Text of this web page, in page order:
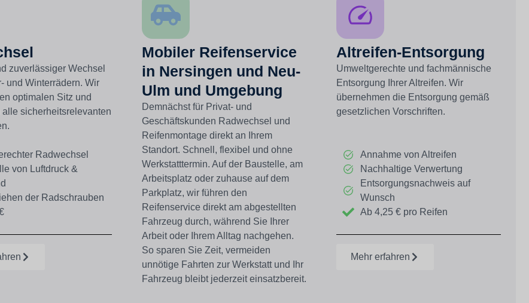
zuverlässiger Wechsel
und Winterrädern. Wir
optimalen Sitz und
alle sicherheitsrelevanten
Radwechsel
von Luftdruck &
der Radschrauben
Mobiler Reifenservice
in Nersingen und Neu-
Ulm und Umgebung
Demnächst für Privat- und
Geschäftskunden Radwechsel und
Reifenmontage direkt an Ihrem
Standort. Schnell, flexibel und ohne
Werkstatttermin. Auf der Baustelle, am
Arbeitsplatz oder zuhause auf dem
Parkplatz, wir führen den
Reifenservice direkt am abgestellten
Fahrzeug durch, während Sie Ihrer
Arbeit oder Ihrem Alltag nachgehen.
So sparen Sie Zeit, vermeiden
unnötige Fahrten zur Werkstatt und Ihr
Fahrzeug bleibt jederzeit einsatzbereit.
Altreifen-Entsorgung
Umweltgerechte und fachmännische
Entsorgung Ihrer Altreifen. Wir
übernehmen die Entsorgung gemäß
gesetzlichen Vorschriften.
Annahme von Altreifen
Nachhaltige Verwertung
Entsorgungsnachweis auf
Wunsch
Ab 4,25 € pro Reifen
Mehr erfahren